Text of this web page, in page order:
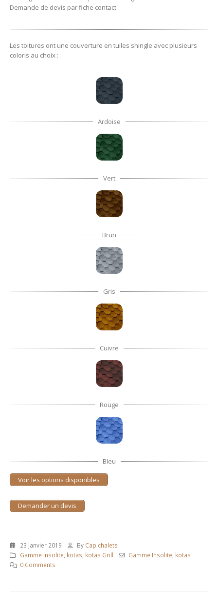
Demande de devis par fiche contact
Les toitures ont une couverture en tuiles shingle avec plusieurs
coloris au choix :
Ardoise
Vert
Brun
Gris
Cuivre
Rouge
Bleu
Voir les options disponibles
Demander un devis
23 janvier 2019 By Cap chalets
Gamme Insolite kotas kotas Grill Gamme Insolite kotas
0 Comments